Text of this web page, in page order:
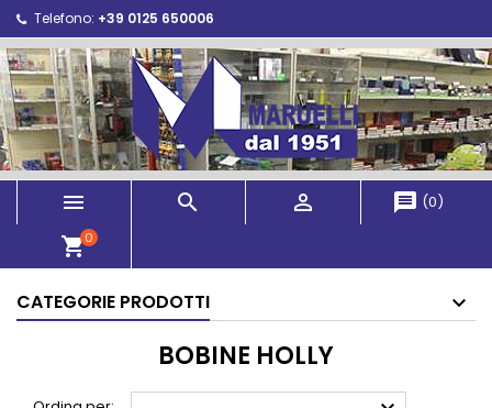
Telefono: +39 0125 650006
   message (0)
shopping_cart0
CATEGORIE PRODOTTI
BOBINE HOLLY